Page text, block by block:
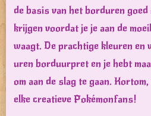
de basis van het borduren goed
krijgen voordat je je aan de
waagt. De prachtige kleuren en
uren borduurpret en je hebt
om aan de slag te gaan.
elke creatieve Pokémonfans!